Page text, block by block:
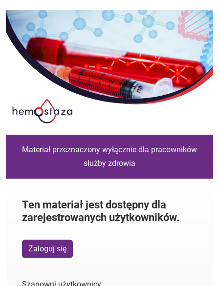
Materiał przeznaczony wyłącznie dla pracowników
służby zdrowia
Ten materiał jest dostępny dla
zarejestrowanych użytkowników.
Zaloguj się
Szanowni użytkownicy,